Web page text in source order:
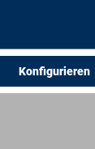
Konfigurieren